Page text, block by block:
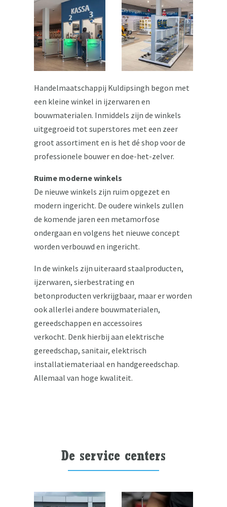
Handelmaatschappij Kuldipsingh begon met
een kleine winkel in ijzerwaren en
bouwmaterialen. Inmiddels zijn de winkels
uitgegroeid tot superstores met een zeer
groot assortiment en is het dé shop voor de
professionele bouwer en doe-het-zelver.
Ruime moderne winkels
De nieuwe winkels zijn ruim opgezet en
modern ingericht. De oudere winkels zullen
de komende jaren een metamorfose
ondergaan en volgens het nieuwe concept
worden verbouwd en ingericht.
In de winkels zijn uiteraard staalproducten,
ijzerwaren, sierbestrating en
betonproducten verkrijgbaar, maar er worden
ook allerlei andere bouwmaterialen,
gereedschappen en accessoires
verkocht. Denk hierbij aan elektrische
gereedschap, sanitair, elektrisch
installatiemateriaal en handgereedschap.
Allemaal van hoge kwaliteit.
De service centers